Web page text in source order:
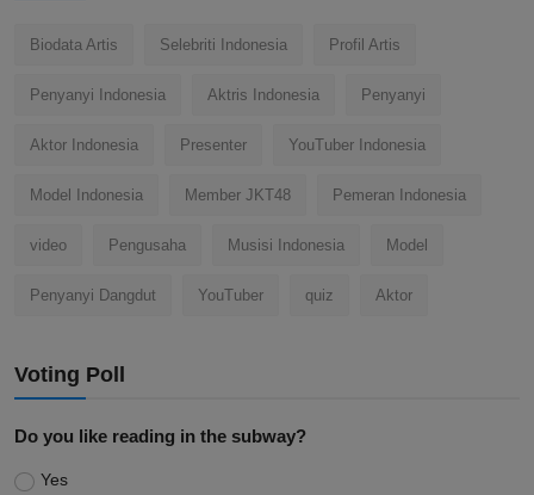
Biodata Artis Selebriti Indonesia Profil Artis
Penyanyi Indonesia Aktris Indonesia Penyanyi
Aktor Indonesia Presenter YouTuber Indonesia
Model Indonesia Member JKT48 Pemeran Indonesia
video Pengusaha Musisi Indonesia Model
Penyanyi Dangdut YouTuber quiz Aktor
Voting Poll
Do you like reading in the subway?
Yes